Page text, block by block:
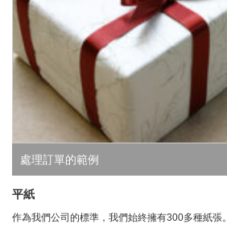
處理訂單的範例
平紙
作為我們公司的標準，我們始終擁有300多種紙張。